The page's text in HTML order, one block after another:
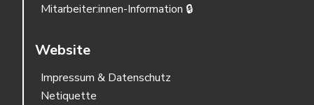
Mitarbeiter:innen-Information 🔒
Website
Impressum & Datenschutz
Netiquette